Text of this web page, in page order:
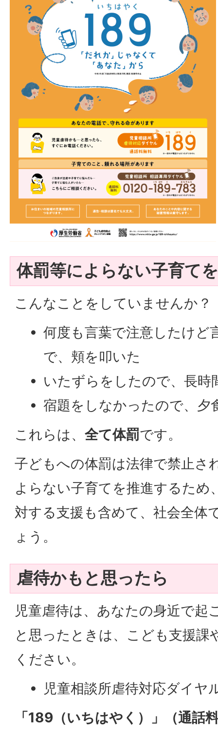
体罰等によらない子育て
こんなことをしていませんか？
何度も言葉で注意したけど
で、頬を叩いた
いたずらをしたので、長時
宿題をしなかったので、夕
これらは、 全て体罰です。
子どもへの体罰は法律で禁止さ
よらない子育てを推進するため
対する支援も含めて、社会全体
ょう。
虐待かもと思ったら
児童虐待は、あなたの身近で起
と思ったときは、こども支援課
ください。
児童相談所虐待対応ダイヤ
「189（いちはやく）」（通話